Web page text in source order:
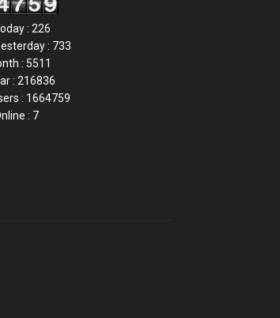
: 226
: 733
: 5511
: 216836
: 1664759
: 7